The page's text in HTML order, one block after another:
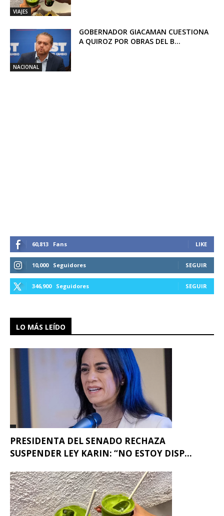
VIAJES
NACIONAL
GOBERNADOR GIACAMAN CUESTIONA
A QUIROZ POR OBRAS DEL B...
60,813 Fans LIKE
10,000 Seguidores SEGUIR
346,900 Seguidores SEGUIR
LO MÁS LEÍDO
PRESIDENTA DEL SENADO RECHAZA
SUSPENDER LEY KARIN: “NO ESTOY DISP...